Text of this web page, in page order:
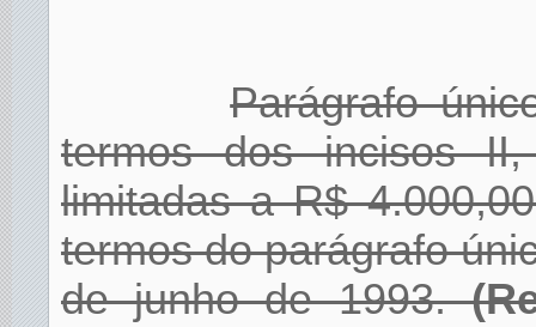
Parágrafo
termos dos incisos
limitadas a R$
termos do parágrafo
de junho de 1993.